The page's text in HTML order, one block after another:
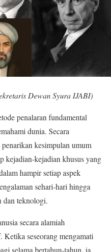
Dewan Syura IJABI)
penalaran fundamental
dunia. Secara
kesimpulan umum
kejadian-kejadian khusus yang
hampir setiap aspek
sehari-hari hingga
dan teknologi.
secara alamiah
seseorang mengamati
selama bertahun-tahun, ia